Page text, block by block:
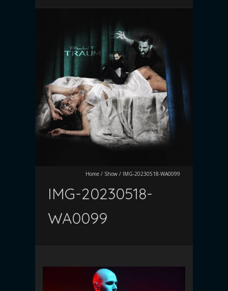
Home / Show / IMG-20230518-WA0099
IMG-20230518-
WA0099